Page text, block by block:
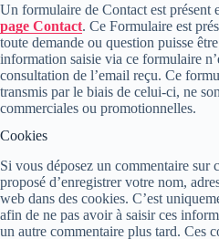
Un formulaire de Contact est présent
page Contact. Ce Formulaire est
toute demande ou question puisse
information saisie via ce formulaire
consultation de l’email reçu. Ce
transmis par le biais de celui-ci, ne
commerciales ou promotionnelles.
Cookies
Si vous déposez un commentaire sur
proposé d’enregistrer votre nom,
web dans des cookies. C’est
afin de ne pas avoir à saisir ces
un autre commentaire plus tard. Ces